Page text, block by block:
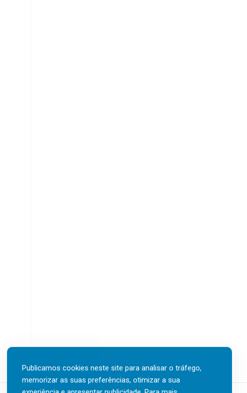
Publicamos cookies neste site para analisar o tráfego,
memorizar as suas preferências, otimizar a sua